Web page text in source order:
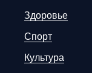
Здоровье
Спорт
Культура